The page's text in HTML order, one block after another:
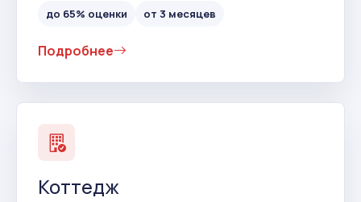
до 65% оценки от 3 месяцев
Подробнее
Коттедж